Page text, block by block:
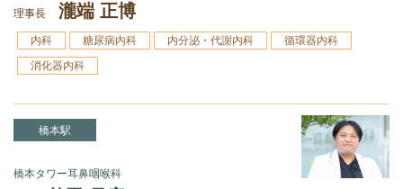
理事長
瀧端 正博
内科 糖尿病内科 内分泌・代謝内科
循環器内科
消化器内科
橋本駅
橋本タワー耳鼻咽喉科